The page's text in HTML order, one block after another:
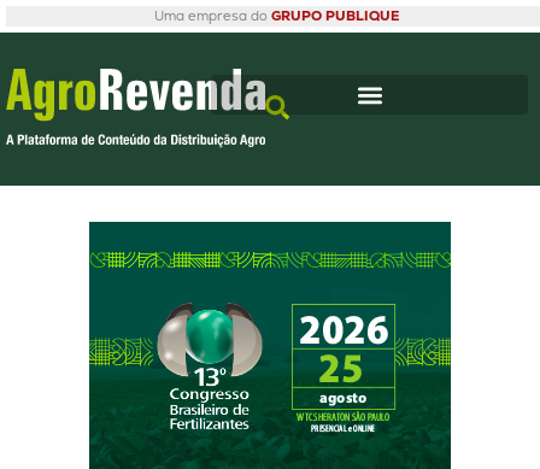
Uma empresa do GRUPO PUBLIQUE